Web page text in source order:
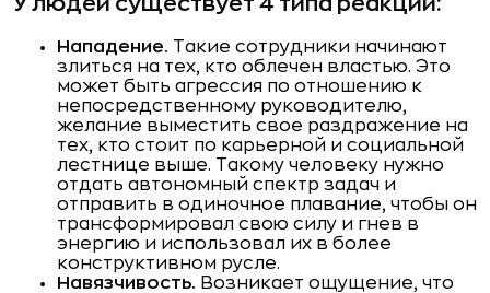
Нападение. Такие сотрудники начинают
злиться на тех, кто облечен властью. Это
может быть агрессия по отношению к
непосредственному руководителю,
желание выместить свое раздражение на
тех, кто стоит по карьерной и социальной
лестнице выше. Такому человеку нужно
отдать автономный спектр задач и
отправить в одиночное плавание, чтобы он
трансформировал свою силу и гнев в
энергию и использовал их в более
конструктивном русле.
Навязчивость. Возникает ощущение, что